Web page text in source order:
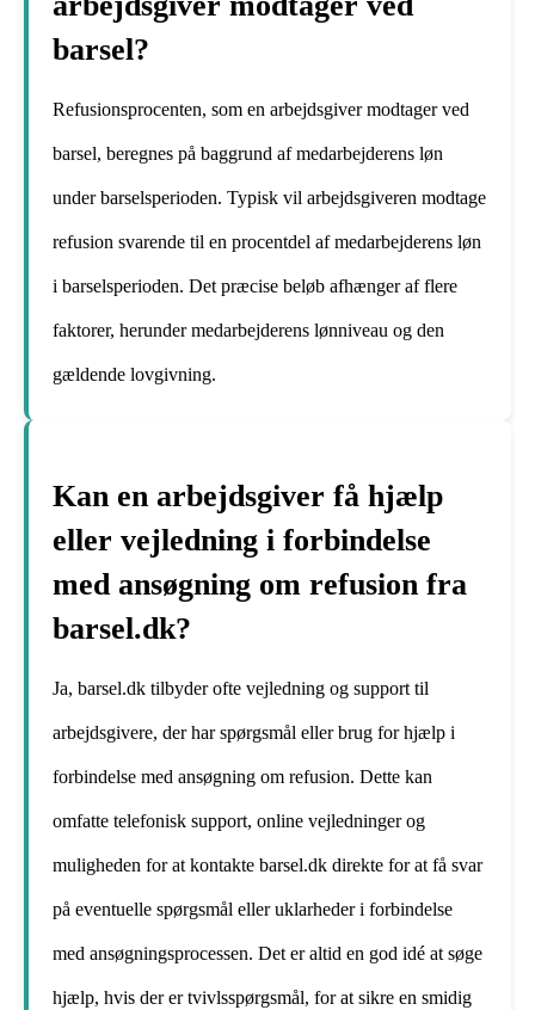
barsel?
Refusionsprocenten, som en arbejdsgiver modtager ved
barsel, beregnes på baggrund af medarbejderens løn
under barselsperioden. Typisk vil arbejdsgiveren modtage
refusion svarende til en procentdel af medarbejderens løn
i barselsperioden. Det præcise beløb afhænger af flere
faktorer, herunder medarbejderens lønniveau og den
gældende lovgivning.
Kan en arbejdsgiver få hjælp
eller vejledning i forbindelse
med ansøgning om refusion fra
barsel.dk?
Ja, barsel.dk tilbyder ofte vejledning og support til
arbejdsgivere, der har spørgsmål eller brug for hjælp i
forbindelse med ansøgning om refusion. Dette kan
omfatte telefonisk support, online vejledninger og
muligheden for at kontakte barsel.dk direkte for at få svar
på eventuelle spørgsmål eller uklarheder i forbindelse
med ansøgningsprocessen. Det er altid en god idé at søge
hjælp, hvis der er tvivlsspørgsmål, for at sikre en smidig